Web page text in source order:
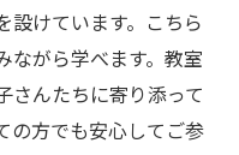
設けています。こちら
ながら学べます。教室
さんたちに寄り添って
の方でも安心してご参